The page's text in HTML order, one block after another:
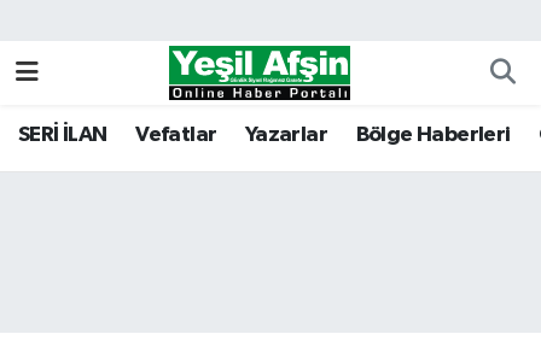
SERİ İLAN Vefatlar Yazarlar Bölge Haberleri
Kahramanmaraş Nöbetçi Eczaneler